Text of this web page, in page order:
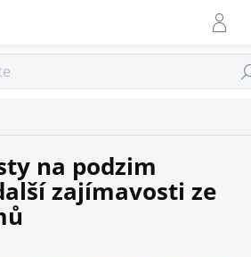
na podzim
zajímavosti ze